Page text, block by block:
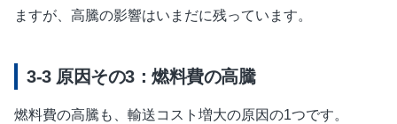
ますが、高騰の影響はいまだに残っています。
原因その3：燃料費の高騰
燃料費の高騰も、輸送コスト増大の原因の1つです。